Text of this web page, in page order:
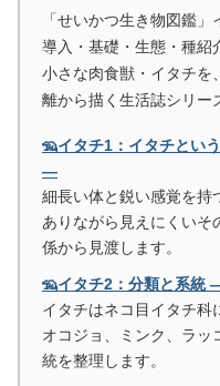
「せいかつ生き物図鑑」
導入・基礎・生態・種紹
小さな肉食獣・イタチを
離から描く生活誌シリー
🦡イタチ1：イタチとい
―
細長い体と鋭い感覚を持
ありながら見えにくいそ
係から見渡します。
🦡イタチ2：分類と系統
イタチはネコ目イタチ科
オコジョ、ミンク、ラッ
統を整理します。